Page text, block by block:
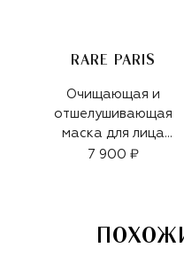
RARE PARIS
Очищающая и
отшелушивающая
маска для лица
Carbone Glacé (80ml)
7 900 ₽